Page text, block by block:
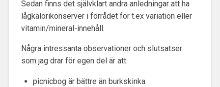
Sedan finns det självklart andra anledningar att ha
lågkalorikonserver i förrådet för t.ex variation eller
vitamin/mineral-innehåll.
Några intressanta observationer och slutsatser
som jag drar för egen del är att:
picnicbog är bättre än burkskinka